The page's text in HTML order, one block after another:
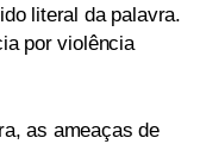
literal da palavra.
por violência
as ameaças de